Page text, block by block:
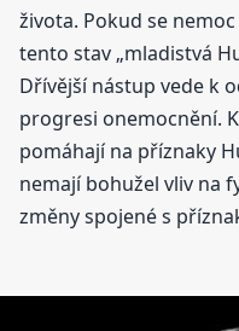
života. Pokud se
tento stav „mladistvá
Dřívější nástup vede k
progresi onemocnění.
pomáhají na příznaky
nemají bohužel vliv na
změny spojené s